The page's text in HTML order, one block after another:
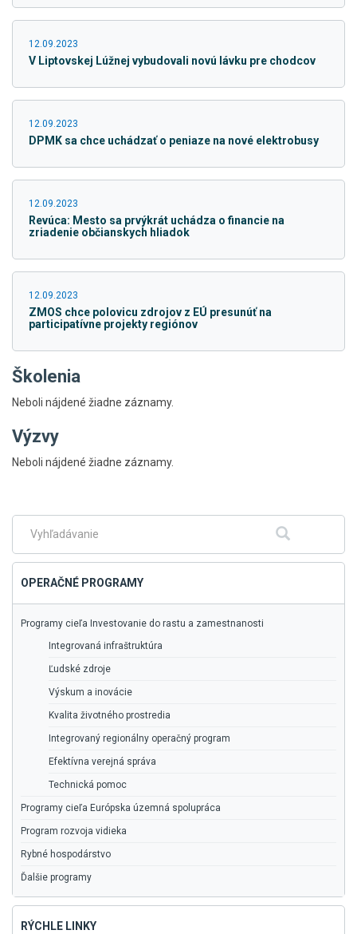
12.09.2023
V Liptovskej Lúžnej vybudovali novú lávku pre chodcov
12.09.2023
DPMK sa chce uchádzať o peniaze na nové elektrobusy
12.09.2023
Revúca: Mesto sa prvýkrát uchádza o financie na
zriadenie občianskych hliadok
12.09.2023
ZMOS chce polovicu zdrojov z EÚ presunúť na
participatívne projekty regiónov
Školenia
Neboli nájdené žiadne záznamy.
Výzvy
Neboli nájdené žiadne záznamy.
menu
Fulltextové
Hľadať
OPERAČNÉ PROGRAMY
Programy cieľa Investovanie do rastu a zamestnanosti
Integrovaná infraštruktúra
Ľudské zdroje
Výskum a inovácie
Kvalita životného prostredia
Integrovaný regionálny operačný program
Efektívna verejná správa
Technická pomoc
Programy cieľa Európska územná spolupráca
Program rozvoja vidieka
Rybné hospodárstvo
Ďalšie programy
RÝCHLE LINKY